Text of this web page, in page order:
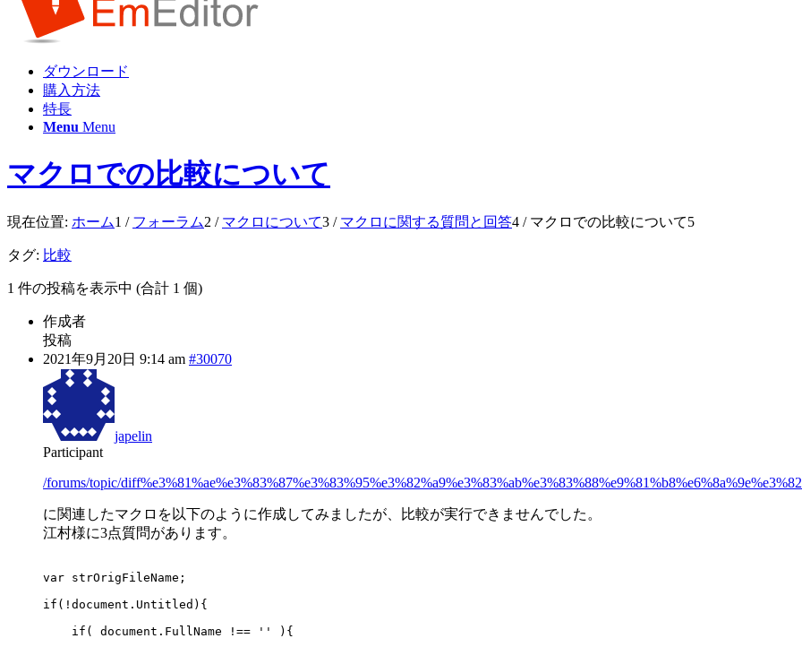
ダウンロード
購入方法
特長
Menu Menu
マクロでの比較について
現在位置: ホーム1 / フォーラム2 / マクロについて3 / マクロに関する質問と回答4 / マクロでの比較について5
タグ: 比較
1 件の投稿を表示中 (合計 1 個)
作成者
投稿
2021年9月20日 9:14 am #30070
japelin
Participant
/forums/topic/
に関連したマクロを以下のように作成してみましたが、比較が実行できませんでした。
江村様に3点質問があります。
var strOrigFileName;
if(!document.Untitled){
    if( document.FullName !== '' ){